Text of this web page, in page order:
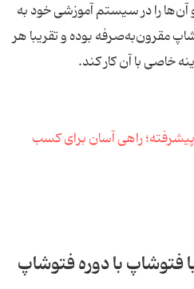
آن‌ها را در سیستم آموزشی خود به
مقرون‌به‌صرفه بوده و تقریبا هر
خاصی با آن کار کند.
فتوشاپ با دوره فتوشاپ